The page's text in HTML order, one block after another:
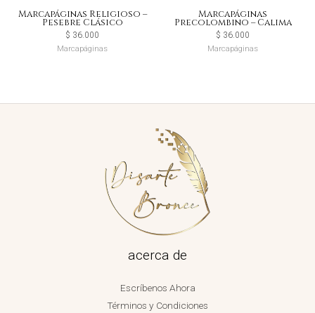
Marcapáginas Religioso –
Pesebre Clásico
$ 36.000
Marcapáginas
Marcapáginas
Precolombino – Calima
$ 36.000
Marcapáginas
acerca de
Escríbenos Ahora
Términos y Condiciones